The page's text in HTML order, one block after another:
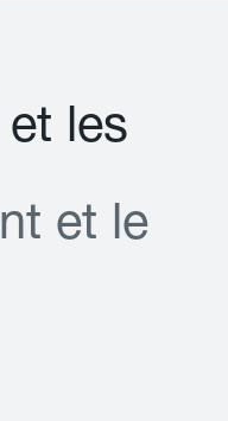
et les
nt et le